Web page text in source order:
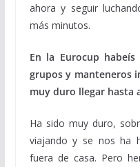
ahora y seguir
más minutos.
En la Eurocup
grupos y manteneros
muy duro llegar hasta
Ha sido muy duro,
viajando y se nos ha
fuera de casa. Pero